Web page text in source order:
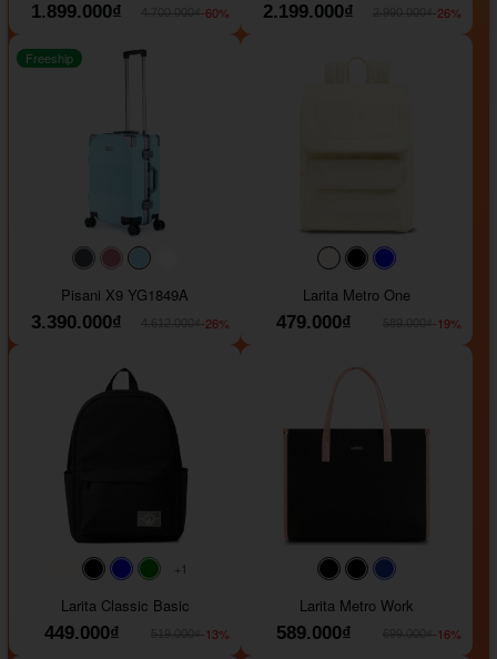
1.899.000₫
-60%
2.199.000₫
-26%
#40454a#b76e79
#9ad8e7
Freeship
Pisani X9 YG1849A
3.390.000₫
-26%
#faf0e6#000000
Larita Metro One
479.000₫
-19%
#faf0e6
#000000#0000FF#008000
+1
Larita Classic Basic
449.000₫
-13%
#000000#000000
Larita Metro Work
589.000₫
-16%